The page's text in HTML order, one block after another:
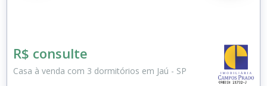
R$ consulte
Casa à venda com 3 dormitórios em Jaú - SP